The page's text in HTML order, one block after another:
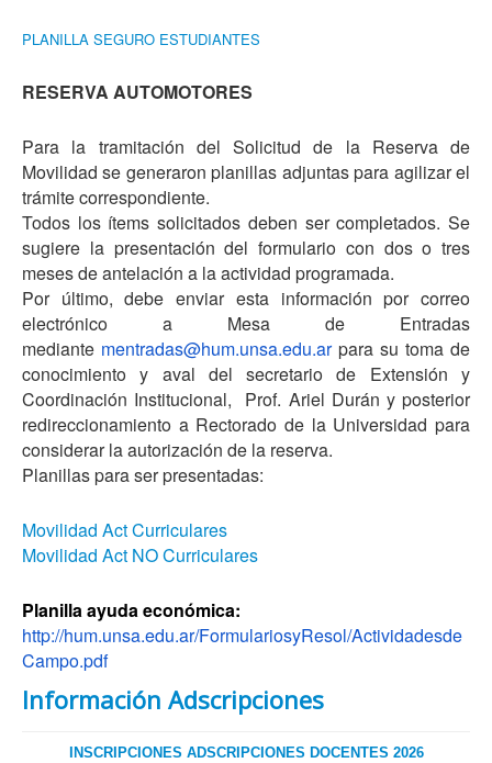
PLANILLA SEGURO ESTUDIANTES
RESERVA AUTOMOTORES
Para la tramitación del Solicitud de la Reserva de
Movilidad se generaron planillas adjuntas para agilizar el
trámite correspondiente.
Todos los ítems solicitados deben ser completados. Se
sugiere la presentación del formulario con dos o tres
meses de antelación a la actividad programada.
Por último, debe enviar esta información por correo
electrónico a Mesa de Entradas
mediante mentradas@hum.unsa.edu.arpara su toma de
conocimiento y aval del secretario de Extensión y
Coordinación Institucional, Prof. Ariel Durán y posterior
redireccionamiento a Rectorado de la Universidad para
considerar la autorización de la reserva.
Planillas para ser presentadas:
Movilidad Act Curriculares
Movilidad Act NO Curriculares
Planilla ayuda económica:
http://hum.unsa.edu.ar/FormulariosyResol/Actividadesde
Campo.pdf
Información Adscripciones
INSCRIPCIONES ADSCRIPCIONES DOCENTES 2026